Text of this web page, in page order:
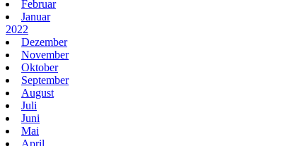
Februar
Januar
2022
Dezember
November
Oktober
September
August
Juli
Juni
Mai
April